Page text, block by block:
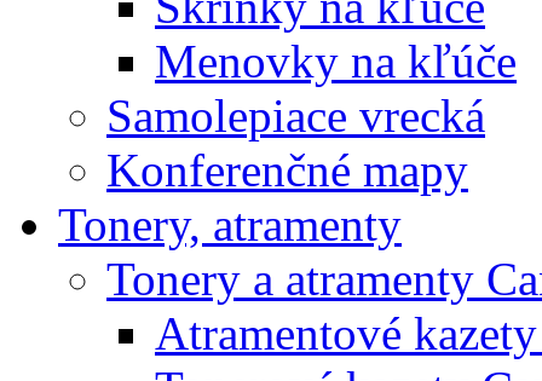
Menovky na kľúče
Samolepiace vrecká
Konferenčné mapy
Tonery, atramenty
Tonery a atramenty
Atramentové